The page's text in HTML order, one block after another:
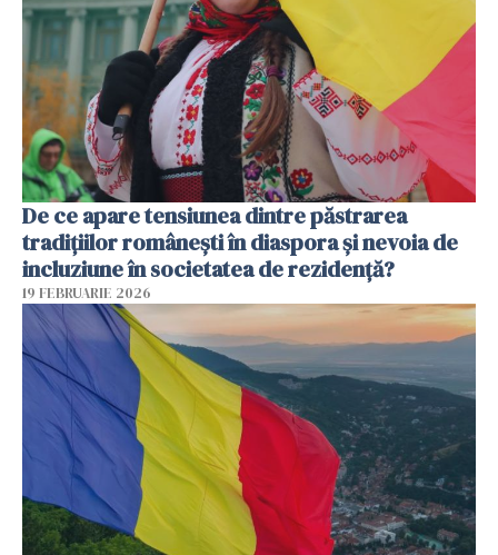
De ce apare tensiunea dintre păstrarea
tradițiilor românești în diaspora și nevoia de
incluziune în societatea de rezidență?
19 FEBRUARIE 2026